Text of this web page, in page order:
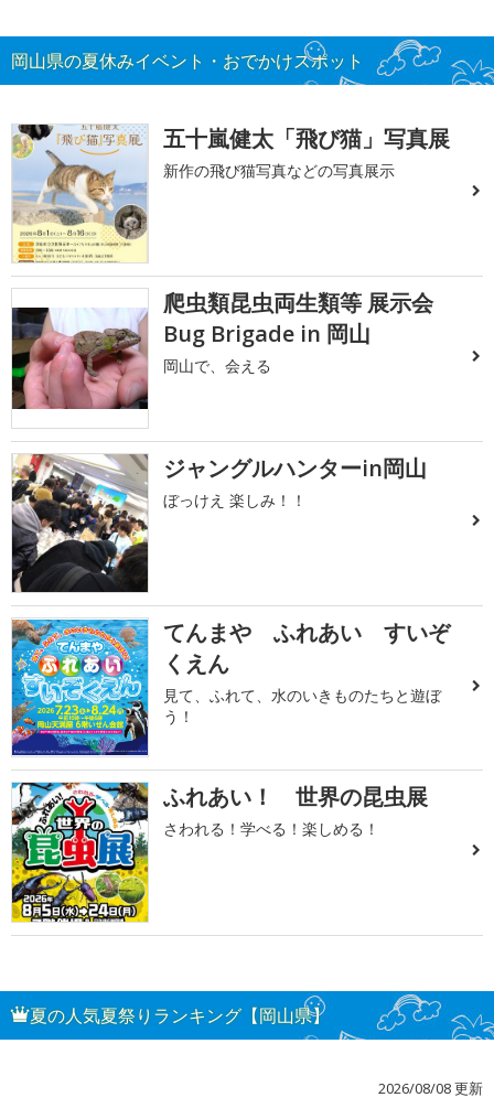
岡山県の夏休みイベント・おでかけスポット
五十嵐健太「飛び猫」写真展
新作の飛び猫写真などの写真展示
爬虫類昆虫両生類等 展示会
Bug Brigade in 岡山
岡山で、会える
ジャングルハンターin岡山
ぼっけえ 楽しみ！！
てんまや ふれあい すいぞ
くえん
見て、ふれて、水のいきものたちと遊ぼ
う！
ふれあい！ 世界の昆虫展
さわれる！学べる！楽しめる！
夏の人気夏祭りランキング【岡山県】
2026/08/08 更新